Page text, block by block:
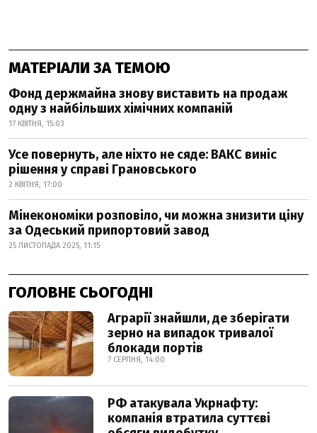
МАТЕРІАЛИ ЗА ТЕМОЮ
Фонд держмайна знову виставить на продаж
одну з найбільших хімічних компаній
17 КВІТНЯ, 15:03
Усе повернуть, але ніхто не сяде: ВАКС виніс
рішення у справі Грановського
2 КВІТНЯ, 17:00
Мінекономіки розповіло, чи можна знизити ціну
за Одеський припортовий завод
25 ЛИСТОПАДА 2025, 11:15
ГОЛОВНЕ СЬОГОДНІ
Аграрії знайшли, де зберігати
зерно на випадок тривалої
блокади портів
7 СЕРПНЯ, 14:00
РФ атакувала Укрнафту:
компанія втратила суттєві